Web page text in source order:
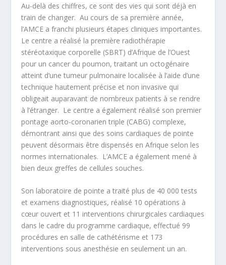
Au-delà des chiffres, ce sont des vies qui sont déjà en
train de changer. Au cours de sa première année,
l’AMCE a franchi plusieurs étapes cliniques importantes.
Le centre a réalisé la première radiothérapie
stéréotaxique corporelle (SBRT) d’Afrique de l’Ouest
pour un cancer du poumon, traitant un octogénaire
atteint d’une tumeur pulmonaire localisée à l’aide d’une
technique hautement précise et non invasive qui
obligeait auparavant de nombreux patients à se rendre
à l’étranger. Le centre a également réalisé son premier
pontage aorto-coronarien triple (CABG) complexe,
démontrant ainsi que des soins cardiaques de pointe
peuvent désormais être dispensés en Afrique selon les
normes internationales. L’AMCE a également mené à
bien deux greffes de cellules souches.
Son laboratoire de pointe a traité plus de 40 000 tests
et examens diagnostiques, réalisé 10 opérations à
cœur ouvert et 11 interventions chirurgicales cardiaques
dans le cadre du programme cardiaque, effectué 99
procédures en salle de cathétérisme et 173
interventions sous anesthésie en seulement un an.